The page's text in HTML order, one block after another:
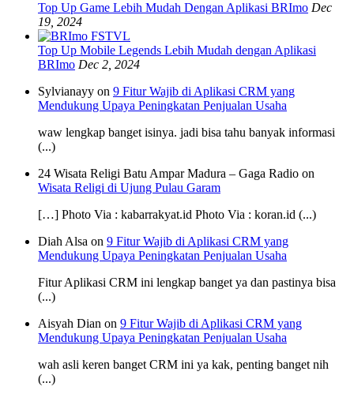
Top Up Game Lebih Mudah Dengan Aplikasi BRImo Dec
19, 2024
Top Up Mobile Legends Lebih Mudah dengan Aplikasi
BRImo Dec 2, 2024
Sylvianayy on 9 Fitur Wajib di Aplikasi CRM yang
Mendukung Upaya Peningkatan Penjualan Usaha
waw lengkap banget isinya. jadi bisa tahu banyak informasi
(...)
24 Wisata Religi Batu Ampar Madura – Gaga Radio on
Wisata Religi di Ujung Pulau Garam
[…] Photo Via : kabarrakyat.id Photo Via : koran.id (...)
Diah Alsa on 9 Fitur Wajib di Aplikasi CRM yang
Mendukung Upaya Peningkatan Penjualan Usaha
Fitur Aplikasi CRM ini lengkap banget ya dan pastinya bisa
(...)
Aisyah Dian on 9 Fitur Wajib di Aplikasi CRM yang
Mendukung Upaya Peningkatan Penjualan Usaha
wah asli keren banget CRM ini ya kak, penting banget nih
(...)